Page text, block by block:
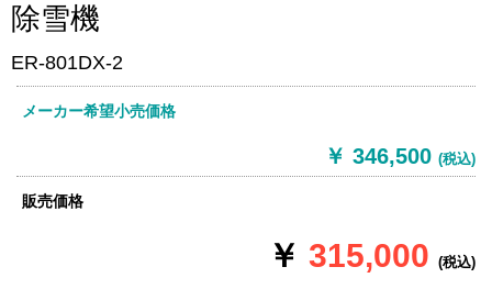
除雪機
ER-801DX-2
メーカー希望小売価格
￥ 346,500 (税込)
販売価格
￥ 315,000 (税込)